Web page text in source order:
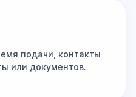
подачи, контакты
или документов.